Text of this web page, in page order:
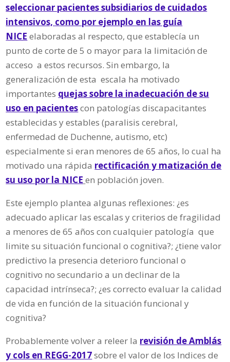
seleccionar pacientes subsidiarios de cuidados
intensivos, como por ejemplo en las guía
NICE elaboradas al respecto, que establecía un
punto de corte de 5 o mayor para la limitación de
acceso a estos recursos. Sin embargo, la
generalización de esta escala ha motivado
importantes quejas sobre la inadecuación de su
uso en pacientescon patologías discapacitantes
establecidas y estables (paralisis cerebral,
enfermedad de Duchenne, autismo, etc)
especialmente si eran menores de 65 años, lo cual ha
motivado una rápida rectificación y matización de
su uso por la NICE en población joven.
Este ejemplo plantea algunas reflexiones: ¿es
adecuado aplicar las escalas y criterios de fragilidad
a menores de 65 años con cualquier patología que
limite su situación funcional o cognitiva?; ¿tiene valor
predictivo la presencia deterioro funcional o
cognitivo no secundario a un declinar de la
capacidad intrínseca?; ¿es correcto evaluar la calidad
de vida en función de la situación funcional y
cognitiva?
Probablemente volver a releer la revisión de Amblás
y cols en REGG-2017sobre el valor de los Indices de